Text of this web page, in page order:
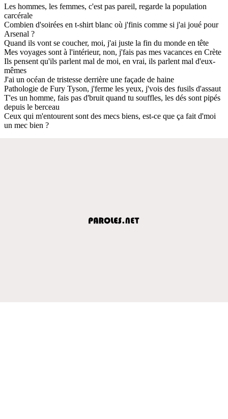
Les hommes, les femmes, c'est pas pareil, regarde la population
carcérale
Combien d'soirées en t-shirt blanc où j'finis comme si j'ai joué pour
Arsenal ?
Quand ils vont se coucher, moi, j'ai juste la fin du monde en tête
Mes voyages sont à l'intérieur, non, j'fais pas mes vacances en Crète
Ils pensent qu'ils parlent mal de moi, en vrai, ils parlent mal d'eux-
mêmes
J'ai un océan de tristesse derrière une façade de haine
Pathologie de Fury Tyson, j'ferme les yeux, j'vois des fusils d'assaut
T'es un homme, fais pas d'bruit quand tu souffles, les dés sont pipés
depuis le berceau
Ceux qui m'entourent sont des mecs biens, est-ce que ça fait d'moi
un mec bien ?